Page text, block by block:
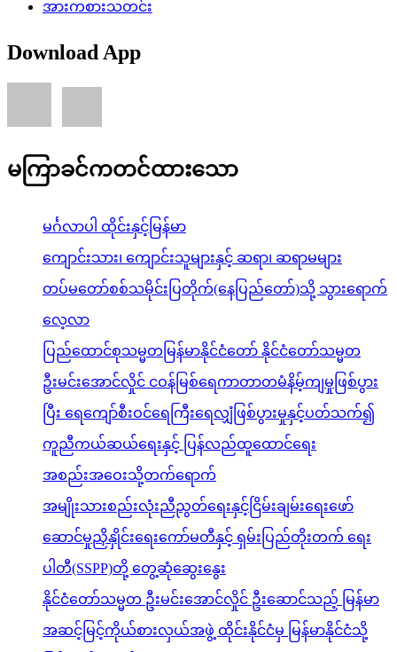
အားကစားသတင်း
Download App
မကြာခင်ကတင်ထားသော
မင်္ဂလာပါ ထိုင်းနှင့်မြန်မာ
ကျောင်းသား၊ ကျောင်းသူများနှင့် ဆရာ၊ ဆရာမများ
တပ်မတော်စစ်သမိုင်းပြတိုက်(နေပြည်တော်)သို့ သွားရောက်
လေ့လာ
ပြည်ထောင်စုသမ္မတမြန်မာနိုင်ငံတော် နိုင်ငံတော်သမ္မတ
ဦးမင်းအောင်လှိုင် ငဝန်မြစ်ရေကာတာတမံနိမ့်ကျမှုဖြစ်ပွား
ပြီး ရေကျော်စီးဝင်ရေကြီးရေလျှံဖြစ်ပွားမှုနှင့်ပတ်သက်၍
ကူညီကယ်ဆယ်ရေးနှင့် ပြန်လည်ထူထောင်ရေး
အစည်းအဝေးသို့တက်ရောက်
အမျိုးသားစည်းလုံးညီညွတ်ရေးနှင့်ငြိမ်းချမ်းရေးဖော်
ဆောင်မှုညှိနှိုင်းရေးကော်မတီနှင့် ရှမ်းပြည်တိုးတက် ရေး
ပါတီ(SSPP)တို့ တွေ့ဆုံဆွေးနွေး
နိုင်ငံတော်သမ္မတ ဦးမင်းအောင်လှိုင် ဦးဆောင်သည့် မြန်မာ
အဆင့်မြင့်ကိုယ်စားလှယ်အဖွဲ့ ထိုင်းနိုင်ငံမှ မြန်မာနိုင်ငံသို့